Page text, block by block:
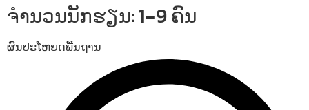
ຈຳນວນນັກຮຽນ: 1–9 ຄົນ
ຜົນປະໂຫຍດພື້ນຖານ